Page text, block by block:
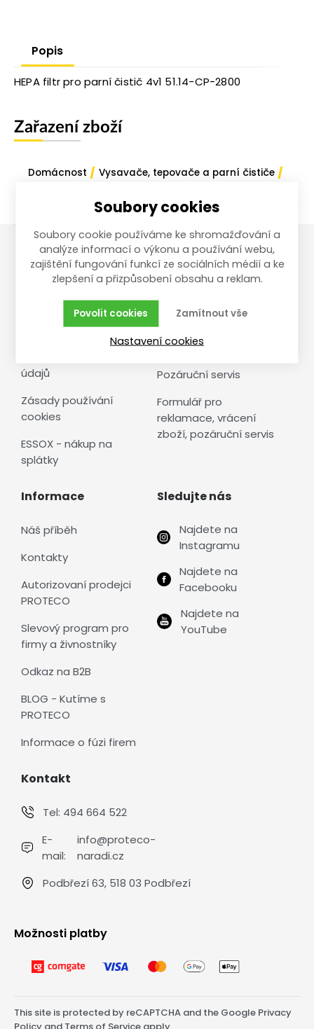
Popis
HEPA filtr pro parní čistič 4v1 51.14-CP-2800
Zařazení zboží
Domácnost / Vysavače, tepovače a parní čističe /
Vše o nákupu
Obchodní podmínky
Doprava a cena
údajů
Zásady používání
cookies
ESSOX - nákup na
splátky
Reklamace,
vrácení, servis
Reklamační řád
Vrácení zboží
Pozáruční servis
Formulář pro
reklamace, vrácení
zboží, pozáruční servis
Informace
Náš příběh
Kontakty
Autorizovaní prodejci
PROTECO
Slevový program pro
firmy a živnostníky
Odkaz na B2B
BLOG - Kutíme s
PROTECO
Informace o fúzi firem
Sledujte nás
Najdete na
Instagramu
Najdete na
Facebooku
Najdete na
YouTube
Kontakt
Tel: 494 664 522
E-
mail:
info@proteco-
naradi.cz
Podbřezí 63, 518 03 Podbřezí
Možnosti platby
This site is protected by reCAPTCHA and the Google Privacy
Soubory cookies
Soubory cookie používáme ke shromažďování a
analýze informací o výkonu a používání webu,
zajištění fungování funkcí ze sociálních médií a ke
zlepšení a přizpůsobení obsahu a reklam.
Zamítnout vše
Povolit cookies
Nastavení cookies